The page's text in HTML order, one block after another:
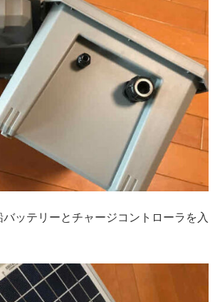
ッテリーとチャージコントローラを入